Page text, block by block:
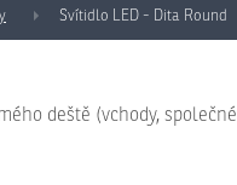
Svítidlo LED - Dita Round
deště (vchody, společné